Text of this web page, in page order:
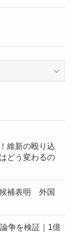
維新の殴り込
どう変わるの
補表明 外国
争を検証｜1億